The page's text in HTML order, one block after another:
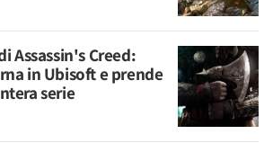
Assassin's Creed:
in Ubisoft e prende
serie